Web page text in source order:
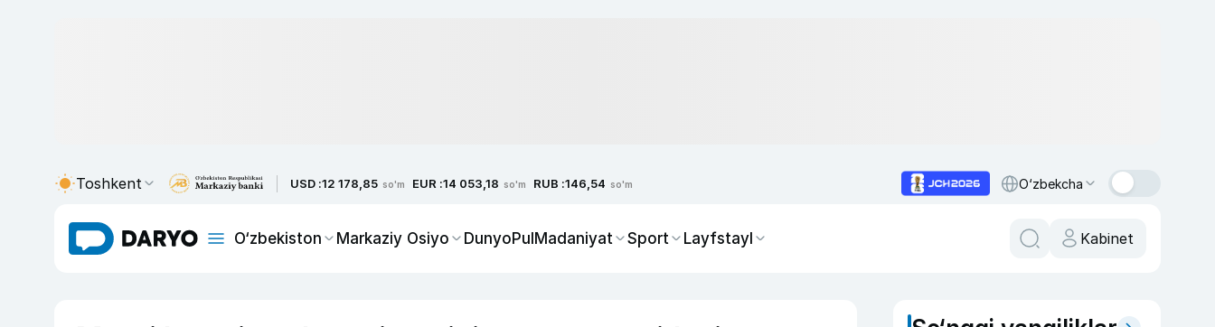
Toshkent USD :12 178,85 so'm EUR :14 053,18 so'm RUB :146,54 so'm O‘zbekcha
O‘zbekiston Markaziy Osiyo DunyoPulMadaniyat Sport Layfstayl Kabinet